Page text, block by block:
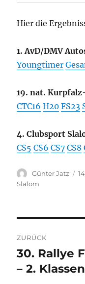
Hier die
1. AvD/DMV
Youngtimer
19. nat.
CTC16 H20 FS23
4. Clubsport
CS5 CS6 CS7 CS8
Autor
Günter Jatz
Slalom
ZURÜCK
Vorheriger
Beitrag:
30. Rallye
– 2.